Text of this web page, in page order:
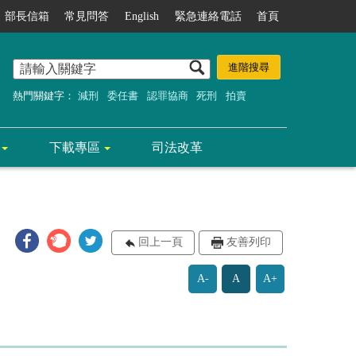
部長信箱 常見問答 English 緊急連絡電話 首頁
熱門關鍵字： 減刑 委任書 認罪協商 死刑 拍賣
下載專區 司法改革
回上一頁 友善列印
A- A A+